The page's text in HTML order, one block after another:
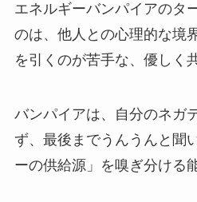
エネルギーバンパイアのタ
のは、他人との心理的な境
を引くのが苦手な、優しく
バンパイアは、自分のネガ
ず、最後までうんうんと聞
ーの供給源」を嗅ぎ分ける